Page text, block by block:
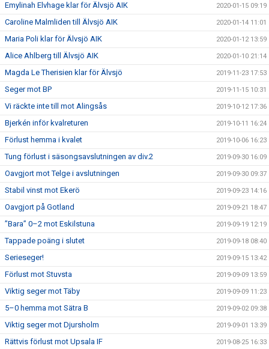
Emylinah Elvhage klar för Älvsjö AIK 2020-01-15 09:19
Caroline Malmliden till Älvsjö AIK 2020-01-14 11:01
Maria Poli klar för Älvsjö AIK 2020-01-12 13:59
Alice Ahlberg till Älvsjö AIK 2020-01-10 21:14
Magda Le Therisien klar för Älvsjö 2019-11-23 17:53
Seger mot BP 2019-11-15 10:31
Vi räckte inte till mot Alingsås 2019-10-12 17:36
Bjerkén inför kvalreturen 2019-10-11 16:24
Förlust hemma i kvalet 2019-10-06 16:23
Tung förlust i säsongsavslutningen av div.2 2019-09-30 16:09
Oavgjort mot Telge i avslutningen 2019-09-30 09:37
Stabil vinst mot Ekerö 2019-09-23 14:16
Oavgjort på Gotland 2019-09-21 18:47
”Bara” 0–2 mot Eskilstuna 2019-09-19 12:19
Tappade poäng i slutet 2019-09-18 08:40
Serieseger! 2019-09-15 13:42
Förlust mot Stuvsta 2019-09-09 13:59
Viktig seger mot Täby 2019-09-09 11:23
5–0 hemma mot Sätra B 2019-09-02 09:38
Viktig seger mot Djursholm 2019-09-01 13:39
Rättvis förlust mot Upsala IF 2019-08-25 16:33